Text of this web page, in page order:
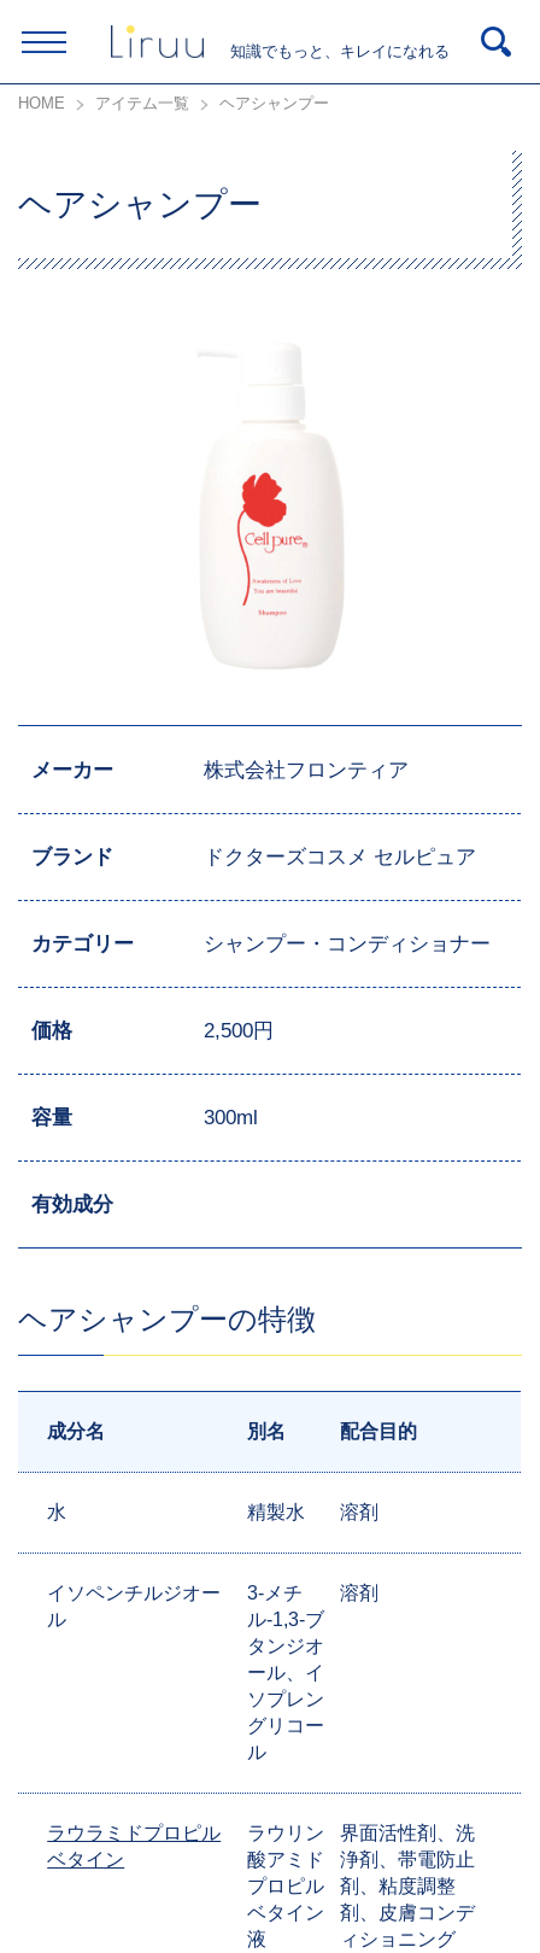
知識でもっと、キレイになれる
HOME アイテム一覧 ヘアシャンプー
ヘアシャンプー
メーカー 株式会社フロンティア
ブランド ドクターズコスメ セルピュア
カテゴリー シャンプー・コンディショナー
価格 2,500円
容量 300ml
有効成分
ヘアシャンプーの特徴
成分名 別名 配合目的
水 精製水 溶剤
イソペンチルジオー
ル
3-メチ
ル-1,3-ブ
タンジオ
ール、イ
ソプレン
グリコー
ル
溶剤
ラウラミドプロピル
ベタイン
ラウリン
酸アミド
プロピル
ベタイン
液
界面活性剤、洗
浄剤、帯電防止
剤、粘度調整
剤、皮膚コンデ
ィショニング